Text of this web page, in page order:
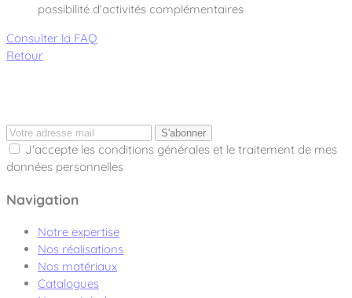
possibilité d’activités complémentaires
Consulter la FAQ
Retour
S'abonner
J'accepte les conditions générales et le traitement de mes
données personnelles
Navigation
Notre expertise
Nos réalisations
Nos matériaux
Catalogues